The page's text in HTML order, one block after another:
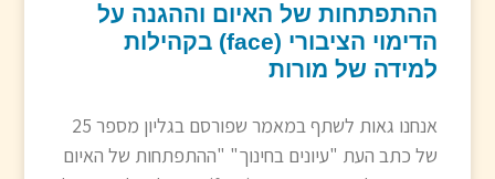
ההתפתחות של האיום וההגנה על
הדימוי הציבורי (face) בקהילות
למידה של מורות
אנחנו גאות לשתף במאמר שפורסם בגליון מספר 25
של כתב העת "עיונים בחינוך" "ההתפתחות של האיום